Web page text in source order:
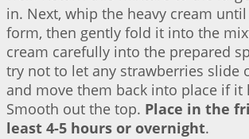
in. Next, whip the heavy cream
form, then gently fold it into the
cream carefully into the prepared
try not to let any strawberries slide
and move them back into place if it
Smooth out the top. Place in the
least 4-5 hours or overnight.